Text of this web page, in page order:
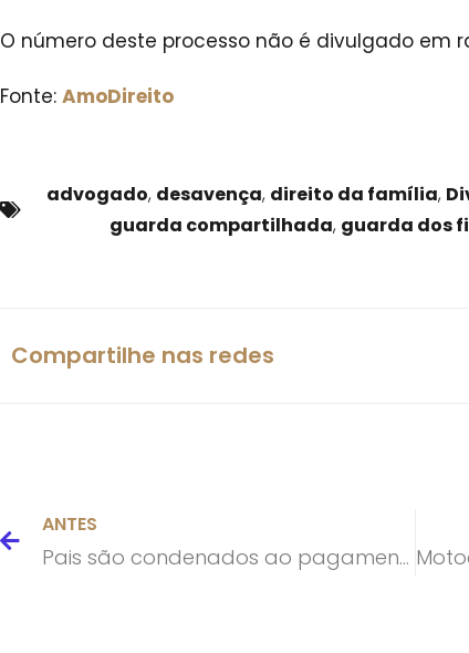
O número deste processo não é divulgado em
Fonte: AmoDireito
advogado, desavença, direito da família,
guarda compartilhada, guarda dos
Compartilhe nas redes
ANTES
Pais são condenados ao pagamento de multa por filho faltar às aulas